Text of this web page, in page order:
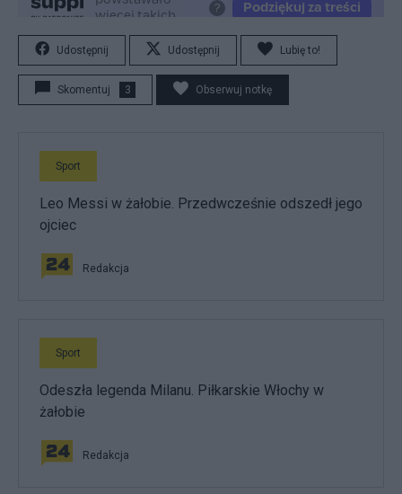
Udostępnij Udostępnij Lubię to!
Skomentuj 3 Obserwuj notkę
Sport
Leo Messi w żałobie. Przedwcześnie odszedł jego
ojciec
Redakcja
Sport
Odeszła legenda Milanu. Piłkarskie Włochy w
żałobie
Redakcja